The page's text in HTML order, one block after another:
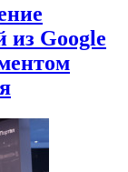
из Google